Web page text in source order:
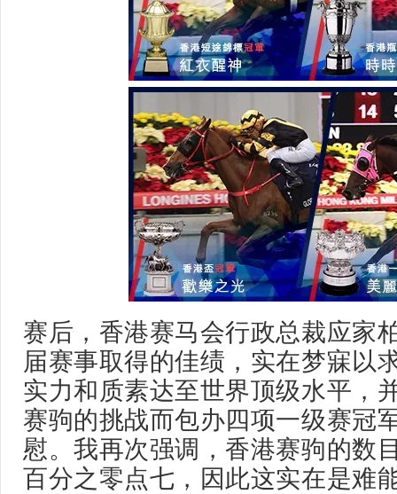
赛后，香港赛马会行政总裁应家
届赛事取得的佳绩，实在梦寐以
实力和质素达至世界顶级水平，
赛驹的挑战而包办四项一级赛冠
慰。我再次强调，香港赛驹的数
百分之零点七，因此这实在是难